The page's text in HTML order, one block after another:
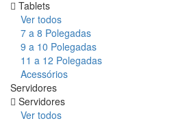
Tablets
Ver todos
7 a 8 Polegadas
9 a 10 Polegadas
11 a 12 Polegadas
Acessórios
Servidores
Servidores
Ver todos